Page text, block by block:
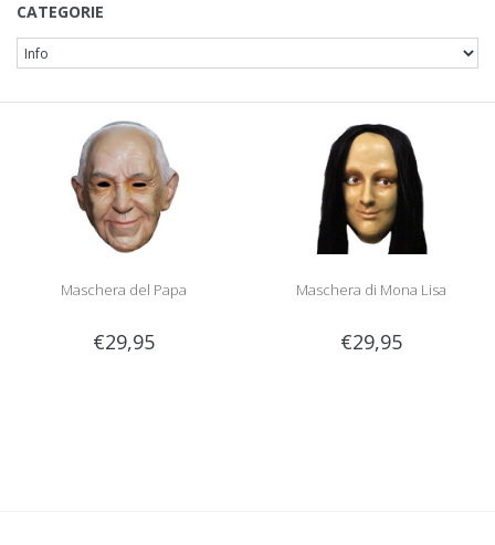
CATEGORIE
Maschera del Papa
€29,95
Maschera di Mona Lisa
€29,95